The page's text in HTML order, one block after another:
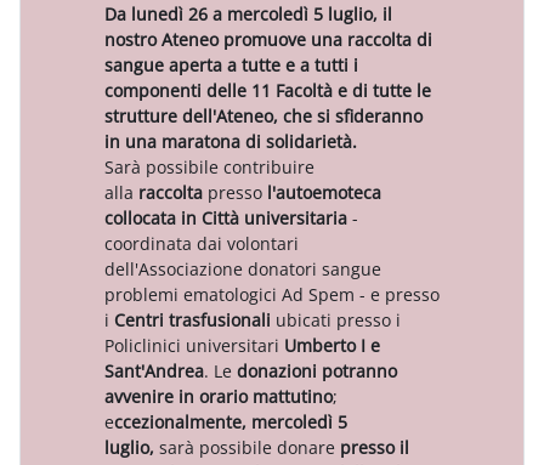
Da lunedì 26 a mercoledì 5 luglio, il
nostro Ateneo promuove una raccolta di
sangue aperta a tutte e a tutti i
componenti delle 11 Facoltà e di tutte le
strutture dell'Ateneo, che si sfideranno
in una maratona di solidarietà.
Sarà possibile contribuire
alla raccolta presso l'autoemoteca
collocata in Città universitaria -
coordinata dai volontari
dell'Associazione donatori sangue
problemi ematologici Ad Spem - e presso
i Centri trasfusionali ubicati presso i
Policlinici universitari Umberto I e
Sant'Andrea. Le donazioni potranno
avvenire in orario mattutino;
eccezionalmente, mercoledì 5
luglio, sarà possibile donare presso il